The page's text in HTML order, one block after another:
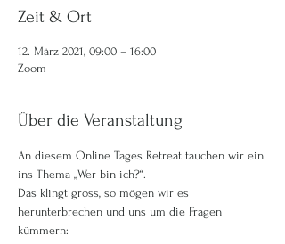
Zeit & Ort
12. März 2021, 09:00 – 16:00
Zoom
Über die Veranstaltung
An diesem Online Tages Retreat tauchen wir ein
ins Thema „Wer bin ich?“.
Das klingt gross, so mögen wir es
herunterbrechen und uns um die Fragen
kümmern: